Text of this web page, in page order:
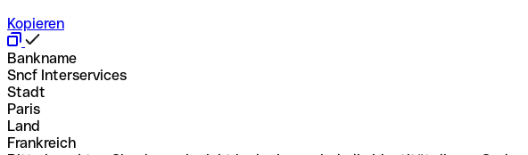
Kopieren
Bankname
Sncf Interservices
Stadt
Paris
Land
Frankreich